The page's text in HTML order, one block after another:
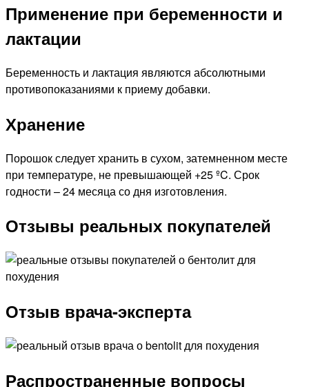
Применение при беременности и
лактации
Беременность и лактация являются абсолютными
противопоказаниями к приему добавки.
Хранение
Порошок следует хранить в сухом, затемненном месте
при температуре, не превышающей +25 ºC. Срок
годности – 24 месяца со дня изготовления.
Отзывы реальных покупателей
Отзыв врача-эксперта
Распространенные вопросы